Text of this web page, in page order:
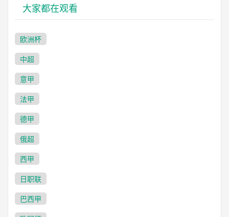
大家都在观看
欧洲杯
中超
意甲
法甲
德甲
俄超
西甲
日职联
巴西甲